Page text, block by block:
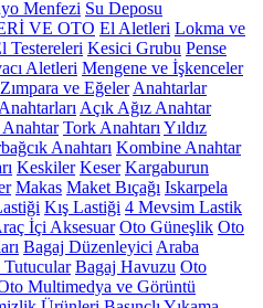
Menfezi Su Deposu
VE OTO El Aletleri Lokma ve
Testereleri Kesici Grubu Pense
Aletleri Mengene ve İşkenceler
Zımpara ve Eğeler Anahtarlar
Açık Ağız Anahtar
Anahtar Tork Anahtarı Yıldız
Anahtarı Kombine Anahtar
Keskiler Keser Kargaburun
Makas Maket Bıçağı Iskarpela
Kış Lastiği 4 Mevsim Lastik
İçi Aksesuar Oto Güneşlik Oto
Bagaj Düzenleyici Araba
Bagaj Havuzu Oto
Multimedya ve Görüntü